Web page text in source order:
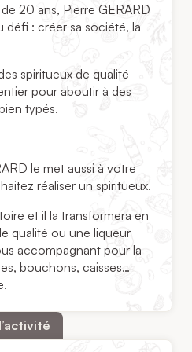
20 ans, Pierre GERARD
défi : créer sa société, la
spiritueux de qualité
pour aboutir à des
typés.
le met aussi à votre
réaliser un spiritueux.
et il la transformera en
qualité ou une liqueur
accompagnant pour la
bouchons, caisses…